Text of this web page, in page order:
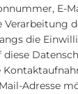
E-
Verarbeitung
die
Adresse